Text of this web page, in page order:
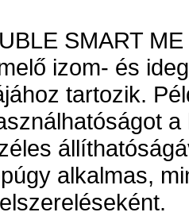
SMART
izom- és
tartozik.
alkalmas,